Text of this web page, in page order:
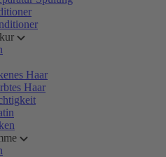
Haar
Haar